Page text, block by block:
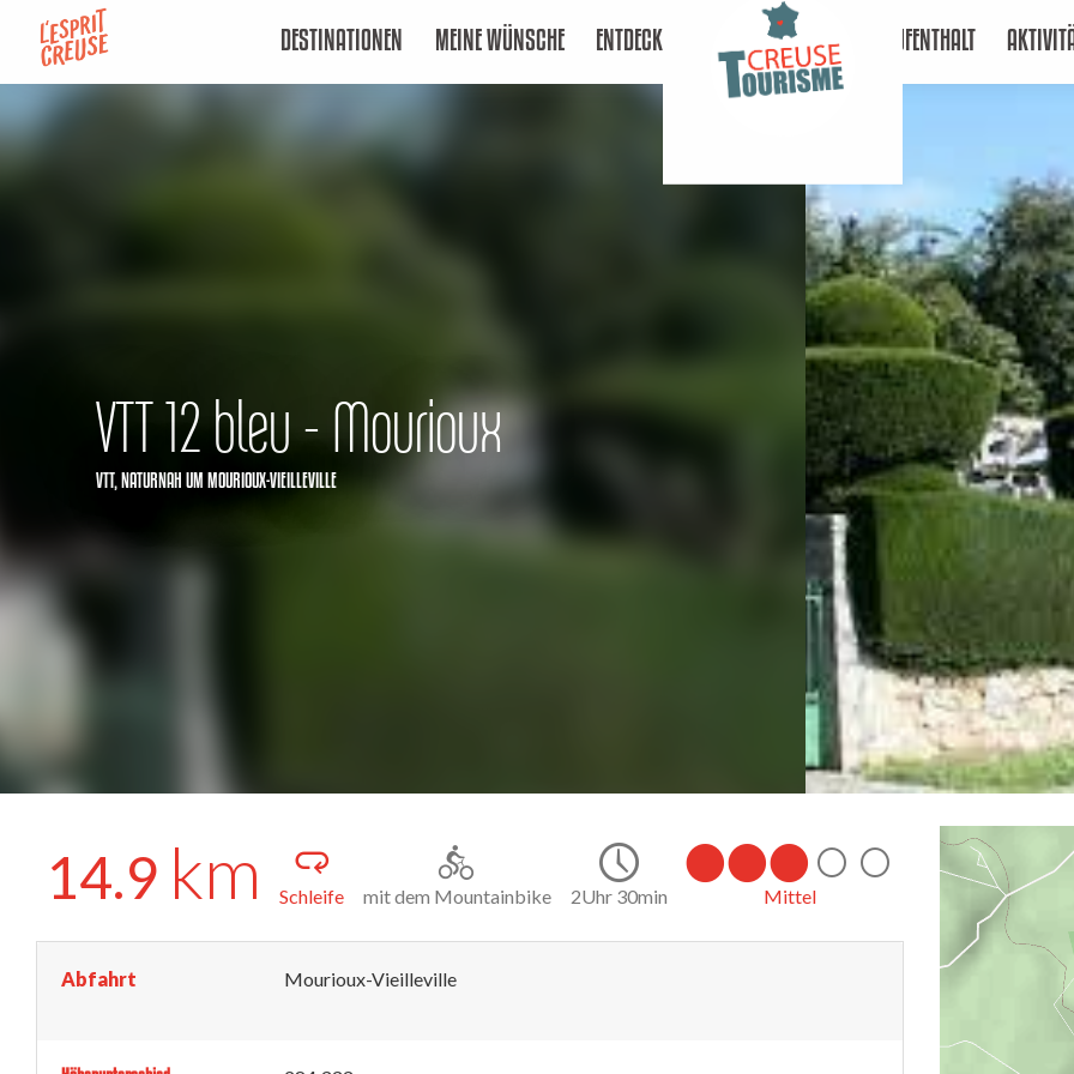
contenu
principal
DESTINATIONEN MEINE WÜNSCHE ENTDECKEN AUFENTHALT
VTT 12 bleu - Mourioux
VTT, NATURNAH UM MOURIOUX-VIEILLEVILLE
14.9 km Schleife mit dem Mountainbike 2Uhr 30min Mittel
Abfahrt Mourioux-Vieilleville